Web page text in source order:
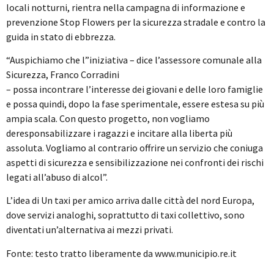
locali notturni, rientra nella campagna di informazione e
prevenzione Stop Flowers per la sicurezza stradale e contro la
guida in stato di ebbrezza.
“Auspichiamo che l”iniziativa – dice l’assessore comunale alla
Sicurezza, Franco Corradini
– possa incontrare l’interesse dei giovani e delle loro famiglie
e possa quindi, dopo la fase sperimentale, essere estesa su più
ampia scala. Con questo progetto, non vogliamo
deresponsabilizzare i ragazzi e incitare alla liberta più
assoluta. Vogliamo al contrario offrire un servizio che coniuga
aspetti di sicurezza e sensibilizzazione nei confronti dei rischi
legati all’abuso di alcol”.
L’idea di Un taxi per amico arriva dalle città del nord Europa,
dove servizi analoghi, soprattutto di taxi collettivo, sono
diventati un’alternativa ai mezzi privati.
Fonte: testo tratto liberamente da www.municipio.re.it